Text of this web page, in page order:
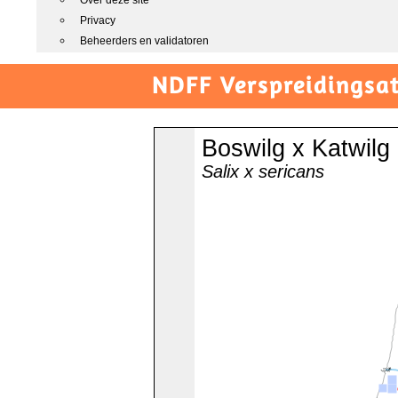
Privacy
Beheerders en validatoren
NDFF